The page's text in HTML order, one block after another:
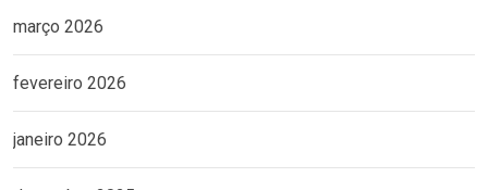
março 2026
fevereiro 2026
janeiro 2026